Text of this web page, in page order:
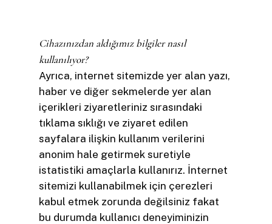
Cihazınızdan aldığımız bilgiler nasıl
kullanılıyor?
Ayrıca, internet sitemizde yer alan yazı,
haber ve diğer sekmelerde yer alan
içerikleri ziyaretleriniz sırasındaki
tıklama sıklığı ve ziyaret edilen
sayfalara ilişkin kullanım verilerini
anonim hale getirmek suretiyle
istatistiki amaçlarla kullanırız. İnternet
sitemizi kullanabilmek için çerezleri
kabul etmek zorunda değilsiniz fakat
bu durumda kullanıcı deneyiminizin